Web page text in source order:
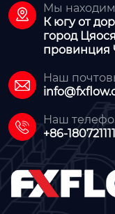

Мы
К югу от
город
провинция

Наш

Наш
+86-